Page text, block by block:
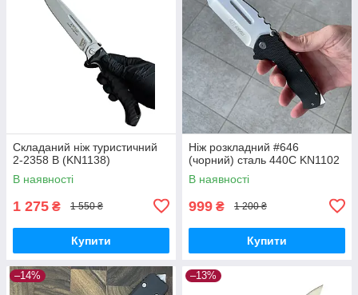
Складаний ніж туристичний
2-2358 В (KN1138)
В наявності
1 275 ₴ 1 550 ₴
Купити
Ніж розкладний #646
(чорний) сталь 440С KN1102
В наявності
999 ₴ 1 200 ₴
Купити
–14% –13%